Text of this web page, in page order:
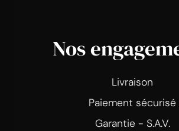
Nos
Livraison
Paiement sécurisé
Garantie - S.A.V.